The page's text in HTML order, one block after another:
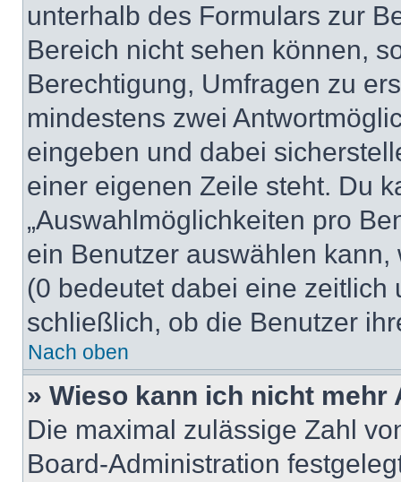
unterhalb des Formulars zur
Bereich nicht sehen können,
Berechtigung, Umfragen zu
mindestens zwei
eingeben und dabei
einer eigenen Zeile steht. Du
„Auswahlmöglichkeiten pro
ein Benutzer auswählen
(0 bedeutet dabei eine
schließlich, ob die Benutzer
Nach oben
» Wieso kann ich nicht
Die maximal zulässige Zahl
Board-Administration